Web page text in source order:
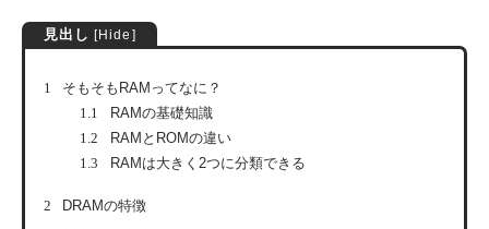
見出し [Hide ]
1
そもそもRAMってなに？
1.1
RAMの基礎知識
1.2
RAMとROMの違い
1.3
RAMは大きく2つに分類できる
2
DRAMの特徴